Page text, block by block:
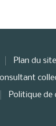
Plan du site
Politique de